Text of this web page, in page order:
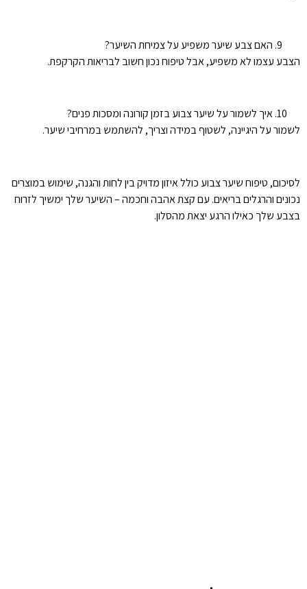
האם צבע שיער משפיע על צמיחת השיער?
הצבע עצמו לא משפיע, אבל טיפוח נכון חשוב לבריאות הקרקפת.
איך לשמור על שיער צבוע בזמן קורונה ומסכות פנים?
לשמור על היגיינה, לשטוף במידה וצריך, להשתמש במרחיבי שיער.
לסיכום, טיפוח שיער צבוע כולל איזון מדויק בין לחות והגנה, שימוש במוצרים
נכונים והרגלים בריאים. עם קצת אהבה וחכמה – השיער שלך ימשיך לזרוח
בצבע שלך כאילו הרגע יצאת מהסלון.